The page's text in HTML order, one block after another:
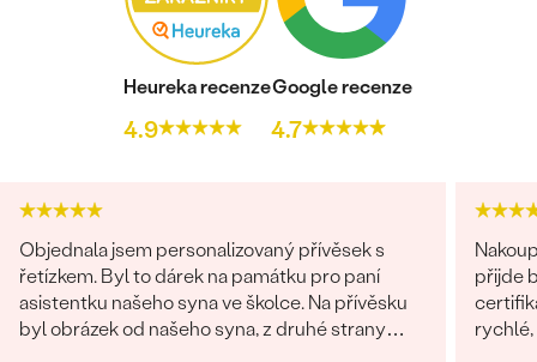
Heureka recenze
4.9
Google recenze
4.7
Objednala jsem personalizovaný přívěsek s
řetízkem. Byl to dárek na památku pro paní
asistentku našeho syna ve školce. Na přívěsku
byl obrázek od našeho syna, z druhé strany
přijde
rychlé,